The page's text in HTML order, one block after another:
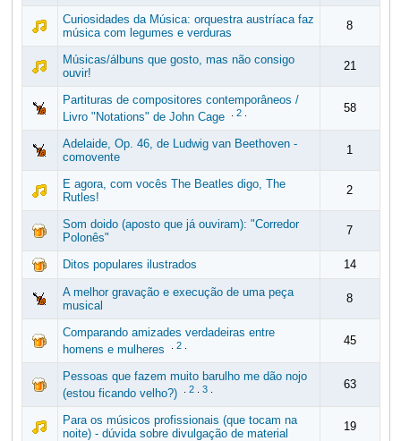
Curiosidades da Música: orquestra austríaca faz
música com legumes e verduras
8
Músicas/álbuns que gosto, mas não consigo
ouvir!
21
Partituras de compositores contemporâneos /
Livro "Notations" de John Cage
2. 58
Adelaide, Op. 46, de Ludwig van Beethoven -
comovente
1
E agora, com vocês The Beatles digo, The
Rutles!
2
Som doido (aposto que já ouviram): "Corredor
Polonês"
7
Ditos populares ilustrados 14
A melhor gravação e execução de uma peça
musical
8
Comparando amizades verdadeiras entre
homens e mulheres
2. 45
Pessoas que fazem muito barulho me dão nojo
(estou ficando velho?)
2. 3. 63
Para os músicos profissionais (que tocam na
noite) - dúvida sobre divulgação de material
19